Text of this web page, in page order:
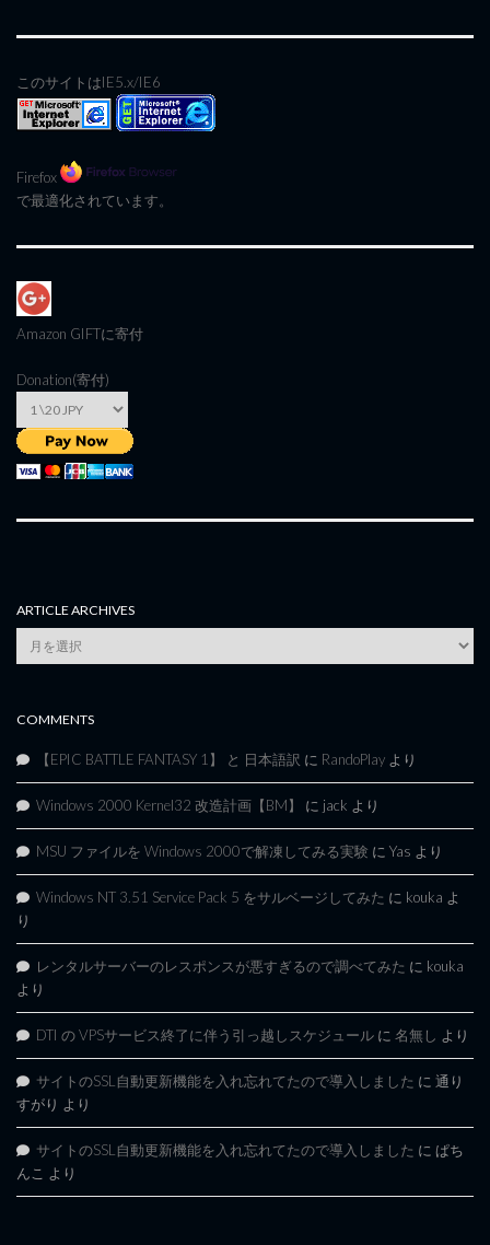
このサイトはIE5.x/IE6
Firefox
で最適化されています。
Amazon GIFTに寄付
Donation(寄付)
ARTICLE ARCHIVES
Article
Archives
COMMENTS
【EPIC BATTLE FANTASY 1】 と 日本語訳 に RandoPlay より
Windows 2000 Kernel32 改造計画【BM】 に jack より
MSU ファイルを Windows 2000で解凍してみる実験 に Yas より
Windows NT 3.51 Service Pack 5 をサルベージしてみた に kouka よ
り
レンタルサーバーのレスポンスが悪すぎるので調べてみた に kouka
より
DTI の VPSサービス終了に伴う引っ越しスケジュール に 名無し より
サイトのSSL自動更新機能を入れ忘れてたので導入しました に 通り
すがり より
サイトのSSL自動更新機能を入れ忘れてたので導入しました に ぱち
んこ より